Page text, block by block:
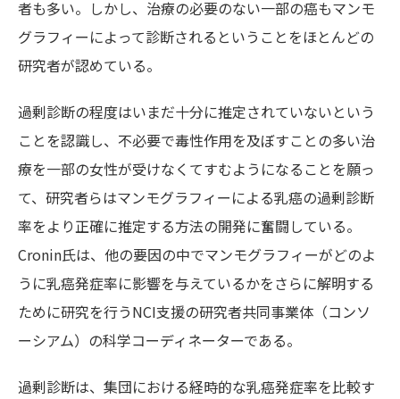
者も多い。しかし、治療の必要のない一部の癌もマンモ
グラフィーによって診断されるということをほとんどの
研究者が認めている。
過剰診断の程度はいまだ十分に推定されていないという
ことを認識し、不必要で毒性作用を及ぼすことの多い治
療を一部の女性が受けなくてすむようになることを願っ
て、研究者らはマンモグラフィーによる乳癌の過剰診断
率をより正確に推定する方法の開発に奮闘している。
Cronin氏は、他の要因の中でマンモグラフィーがどのよ
うに乳癌発症率に影響を与えているかをさらに解明する
ために研究を行うNCI支援の研究者共同事業体（コンソ
ーシアム）の科学コーディネーターである。
過剰診断は、集団における経時的な乳癌発症率を比較す